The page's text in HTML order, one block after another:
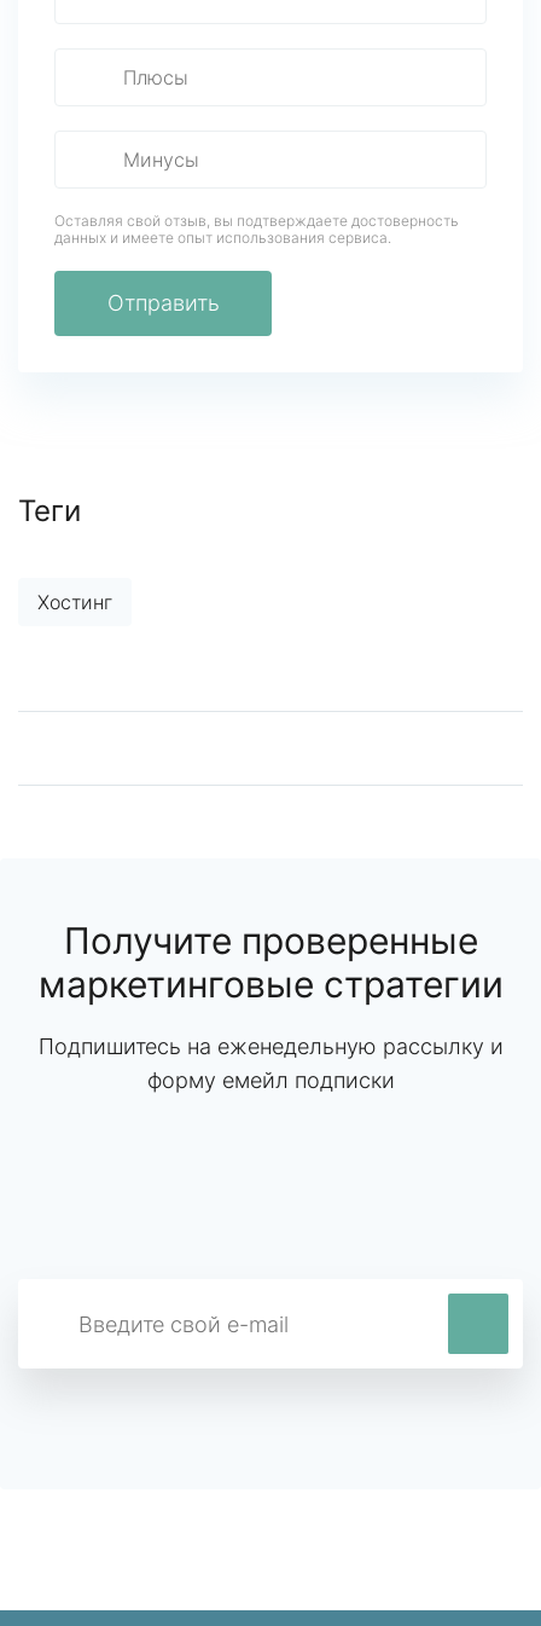
Оставляя свой отзыв, вы подтверждаете достоверность
данных и имеете опыт использования сервиса.
Отправить
Теги
Хостинг
Получите проверенные
маркетинговые стратегии
Подпишитесь на еженедельную рассылку и
форму емейл подписки